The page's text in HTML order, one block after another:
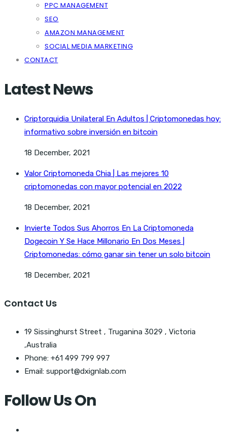
PPC MANAGEMENT
SEO
AMAZON MANAGEMENT
SOCIAL MEDIA MARKETING
CONTACT
Latest News
Criptorquidia Unilateral En Adultos | Criptomonedas hoy:
informativo sobre inversión en bitcoin
18 December, 2021
Valor Criptomoneda Chia | Las mejores 10
criptomonedas con mayor potencial en 2022
18 December, 2021
Invierte Todos Sus Ahorros En La Criptomoneda
Dogecoin Y Se Hace Millonario En Dos Meses |
Criptomonedas: cómo ganar sin tener un solo bitcoin
18 December, 2021
Contact Us
19 Sissinghurst Street , Truganina 3029 , Victoria
,Australia
Phone: +61 499 799 997
Email: support@dxignlab.com
Follow Us On